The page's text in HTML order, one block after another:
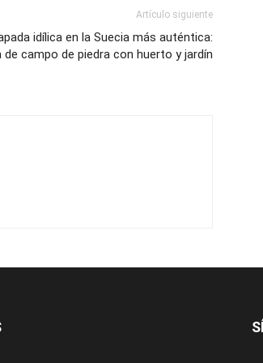
Artículo siguiente
idílica en la Suecia más auténtica:
de campo de piedra con huerto y jardín